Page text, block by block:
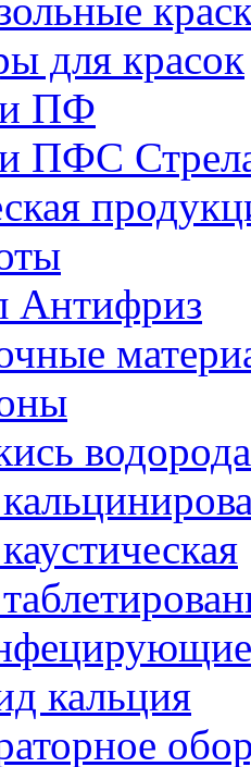
для красок
ПФ
ПФС
Антифриз
водорода
кальция